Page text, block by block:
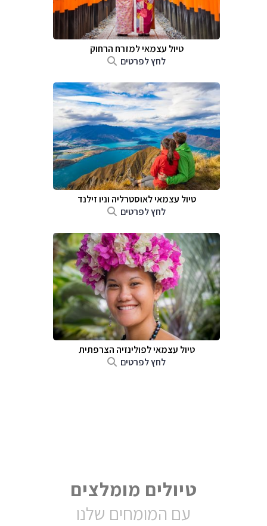
טיול עצמאי למזרח הרחוק
לחץ לפרטים
טיול עצמאי לאוסטרליה וניו זילנד
לחץ לפרטים
טיול עצמאי לפולינזיה הצרפתית
לחץ לפרטים
טיולים מומלצים
עם המומחים שלנו